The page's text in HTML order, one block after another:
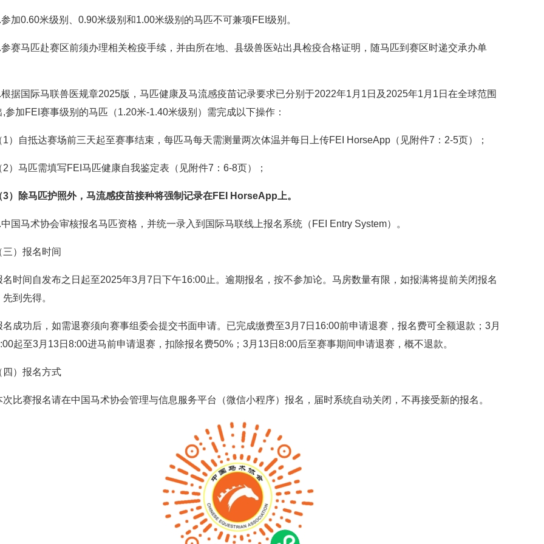
加0.60米级别、0.90米级别和1.00米级别的马匹不可兼项FEI级别。
赛马匹赴赛区前须办理相关检疫手续，并由所在地、县级兽医站出具检疫合格证明，随马匹到赛区时递交承办单
据国际马联兽医规章2025版，马匹健康及马流感疫苗记录要求已分别于2022年1月1日及2025年1月1日在全球范围
,参加FEI赛事级别的马匹（1.20米-1.40米级别）需完成以下操作：
1）自抵达赛场前三天起至赛事结束，每匹马每天需测量两次体温并每日上传FEI HorseApp（见附件7：2-5页）；
2）马匹需填写FEI马匹健康自我鉴定表（见附件7：6-8页）；
3）除马匹护照外，马流感疫苗接种将强制记录在FEI HorseApp上。
国马术协会审核报名马匹资格，并统一录入到国际马联线上报名系统（FEI Entry System）。
三）报名时间
名时间自发布之日起至2025年3月7日下午16:00止。逾期报名，按不参加论。马房数量有限，如报满将提前关闭报名
到先得。
名成功后，如需退赛须向赛事组委会提交书面申请。已完成缴费至3月7日16:00前申请退赛，报名费可全额退款；3月
起至3月13日8:00进马前申请退赛，扣除报名费50%；3月13日8:00后至赛事期间申请退赛，概不退款。
四）报名方式
次比赛报名请在中国马术协会管理与信息服务平台（微信小程序）报名，届时系统自动关闭，不再接受新的报名。